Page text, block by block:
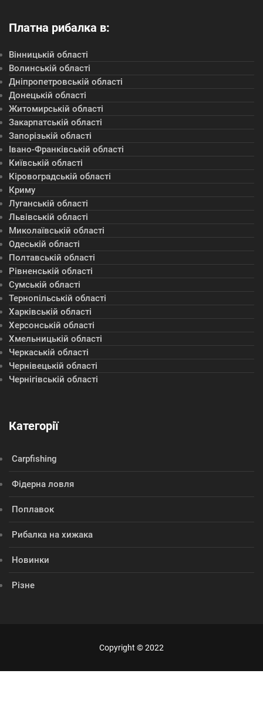
Платна рибалка в:
Вінницькій області
Волинській області
Дніпропетровській області
Донецькій області
Житомирській області
Закарпатській області
Запорізькій області
Івано-Франківській області
Київській області
Кіровоградській області
Криму
Луганській області
Львівській області
Миколаївській області
Одеській області
Полтавській області
Рівненській області
Сумській області
Тернопільській області
Харківській області
Херсонській області
Хмельницькій області
Черкаській області
Чернівецькій області
Чернігівській області
Категорії
Сarpfishing
Фідерна ловля
Поплавок
Рибалка на хижака
Новинки
Різне
Copyright © 2022